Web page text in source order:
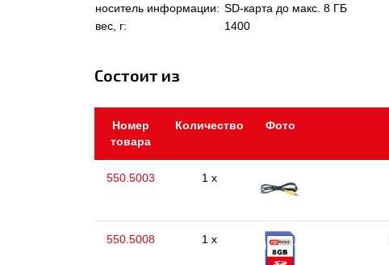
носитель информации: SD-карта до макс. 8 ГБ
вес, г:
1400
Состоит из
Номер
товара
Количество Фото
550.5003 1 x
550.5008 1 x